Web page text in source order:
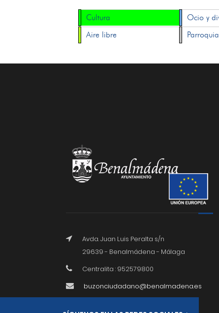
Cultura Ocio y
Aire libre
Parroquia
Avda. Juan Luis Peralta s/n
29639 - Benalmádena - Málaga
Centralita : 952579800
buzonciudadano@benalmadena.es